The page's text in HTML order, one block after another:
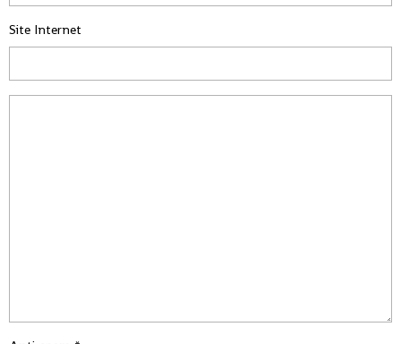
Site Internet